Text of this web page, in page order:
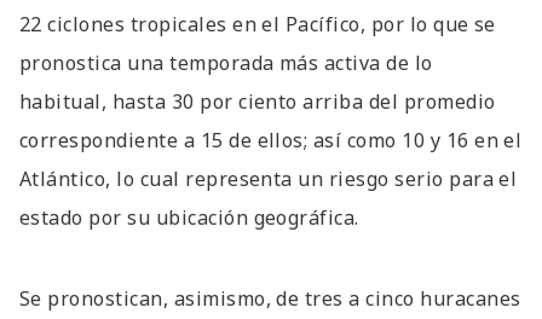
22 ciclones tropicales en el Pacífico, por lo que se
pronostica una temporada más activa de lo
habitual, hasta 30 por ciento arriba del promedio
correspondiente a 15 de ellos; así como 10 y 16 en el
Atlántico, lo cual representa un riesgo serio para el
estado por su ubicación geográfica.
Se pronostican, asimismo, de tres a cinco huracanes